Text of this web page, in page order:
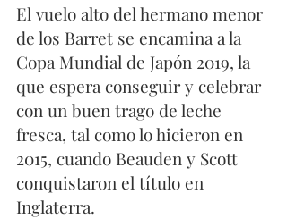
El vuelo alto del hermano menor
de los Barret se encamina a la
Copa Mundial de Japón 2019, la
que espera conseguir y celebrar
con un buen trago de leche
fresca, tal como lo hicieron en
2015, cuando Beauden y Scott
conquistaron el título en
Inglaterra.